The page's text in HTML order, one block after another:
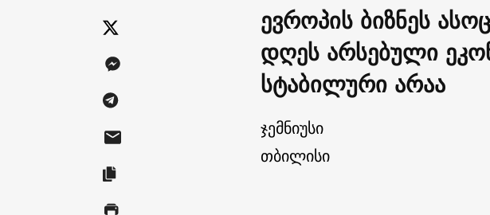
ევროპის ბიზნეს
დღეს არსებული
სტაბილური არაა
ჯემნიუსი
თბილისი